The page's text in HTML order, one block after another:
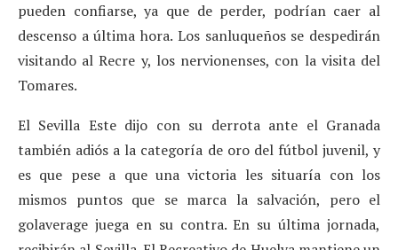
pueden confiarse, ya que de perder, podrían caer al
descenso a última hora. Los sanluqueños se despedirán
visitando al Recre y, los nervionenses, con la visita del
Tomares.
El Sevilla Este dijo con su derrota ante el Granada
también adiós a la categoría de oro del fútbol juvenil, y
es que pese a que una victoria les situaría con los
mismos puntos que se marca la salvación, pero el
golaverage juega en su contra. En su última jornada,